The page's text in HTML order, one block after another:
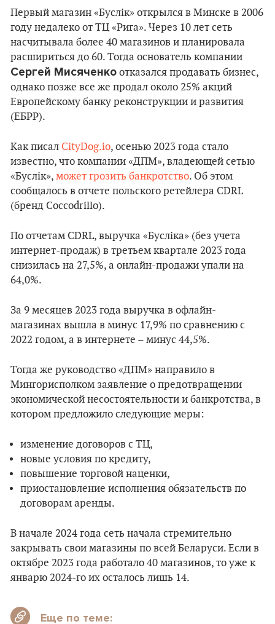
Первый магазин «Буслік» открылся в Минске в 2006
году недалеко от ТЦ «Рига». Через 10 лет сеть
насчитывала более 40 магазинов и планировала
расшириться до 60. Тогда основатель компании
Сергей Мисяченко отказался продавать бизнес,
однако позже все же продал около 25% акций
Европейскому банку реконструкции и развития
(ЕБРР).
Как писал CityDog.io, осенью 2023 года стало
известно, что компании «ДПМ», владеющей сетью
«Буслік», может грозить банкротство. Об этом
сообщалось в отчете польского ретейлера CDRL
(бренд Coccodrillo).
По отчетам CDRL, выручка «Бусліка» (без учета
интернет-продаж) в третьем квартале 2023 года
снизилась на 27,5%, а онлайн-продажи упали на
64,0%.
За 9 месяцев 2023 года выручка в офлайн-
магазинах вышла в минус 17,9% по сравнению с
2022 годом, а в интернете – минус 44,5%.
Тогда же руководство «ДПМ» направило в
Мингорисполком заявление о предотвращении
экономической несостоятельности и банкротства, в
котором предложило следующие меры:
изменение договоров с ТЦ,
новые условия по кредиту,
повышение торговой наценки,
приостановление исполнения обязательств по
договорам аренды.
В начале 2024 года сеть начала стремительно
закрывать свои магазины по всей Беларуси. Если в
октябре 2023 года работало 40 магазинов, то уже к
январю 2024-го их осталось лишь 14.
Еще по теме: